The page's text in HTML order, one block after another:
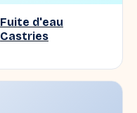
Fuite d'eau
Castries